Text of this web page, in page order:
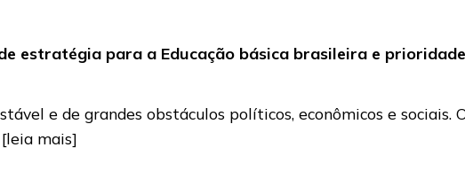
estratégia para a Educação básica brasileira e
e de grandes obstáculos políticos, econômicos e
[leia mais]